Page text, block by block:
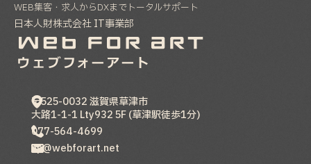
制作実績を20件追加いたしました。
WEB集客・求人からDXまでトータルサポート
日本人財株式会社 IT事業部
〒525-0032滋賀県草津市
大路1-1-1 Lty932 5F (草津駅徒歩1分)
077-564-4699
hp@webforart.net